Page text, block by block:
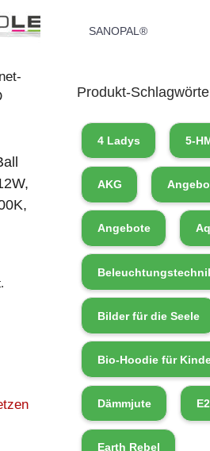
SANOPAL®
Produkt-
4 Ladys 5-
AKG
Angebote
Bilder für die Seele
Bio-Hoodie für
Dämmjute
Earth Rebel